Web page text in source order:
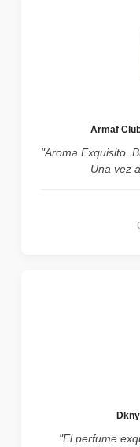
Armaf
"Aroma Exquisito.
Una vez
"El perfume